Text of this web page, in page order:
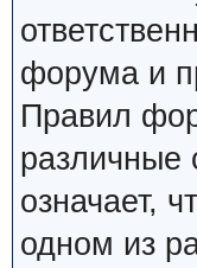
форума и
Правил
различные
означает,
одном из